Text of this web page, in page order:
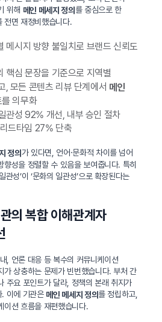
위해 메인 메세지 정의를 중심으로 한
전면 재정비했습니다.
메시지 방향 불일치로 브랜드 신뢰도
핵심 문장을 기준으로 지역별
, 모든 콘텐츠 리뷰 단계에서 메인
의무화
관성 92% 개선, 내부 승인 절차
드타임 27% 단축
정의가 있다면, 언어·문화적 차이를 넘어
향성을 정렬할 수 있음을 보여줍니다. 특히
관성’이 ‘문화의 일관성’으로 확장된다는
의 복합 이해관계자
, 언론 대응 등 복수의 커뮤니케이션
가 상충하는 문제가 빈번했습니다. 부처 간
주요 포인트가 달라, 정책의 본래 취지가
. 이에 기관은 메인 메세지 정의를 정립하고,
이션 흐름을 재편했습니다.